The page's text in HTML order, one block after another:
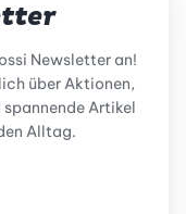
Newsletter an!
über Aktionen,
Artikel
Alltag.